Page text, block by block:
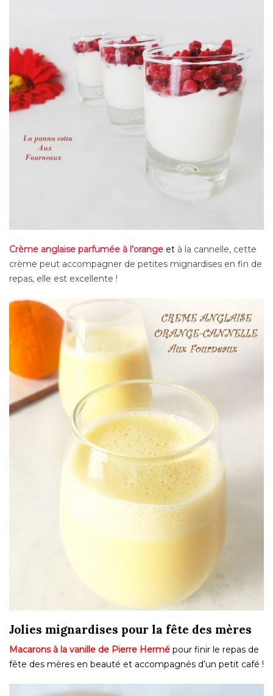
Crème anglaise parfumée à l’orange et à la cannelle, cette
crème peut accompagner de petites mignardises en fin de
repas, elle est excellente !
Jolies mignardises pour la fête des mères
Macarons à la vanille de Pierre Hermé pour finir le repas de
fête des mères en beauté et accompagnés d’un petit café !